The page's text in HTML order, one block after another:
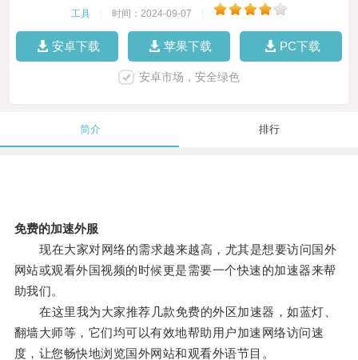
工具 时间：2024-09-07
安卓下载 苹果下载 PC下载
安卓市场，安全绿色
简介 排行
免费的加速外服
现在大家对网络的需求越来越高，尤其是想要访问国外
网站或观看外国视频的时候更是需要一个快速的加速器来帮
助我们。
在这里我为大家推荐几款免费的外区加速器，如蓝灯、
翻墙大师等，它们均可以有效地帮助用户加速网络访问速
度，让您畅快地浏览国外网站和观看外语节目。